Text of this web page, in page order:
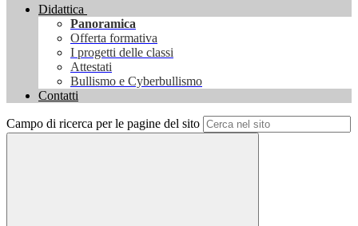
Didattica
Panoramica
Offerta formativa
I progetti delle classi
Attestati
Bullismo e Cyberbullismo
Contatti
Campo di ricerca per le pagine del sito